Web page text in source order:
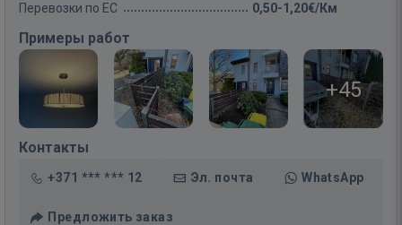
Перевозки по ЕС 0,50-1,20€/Км
Примеры работ
+45
Контакты
+371 *** *** 12 Эл. почта WhatsApp
Предложить заказ